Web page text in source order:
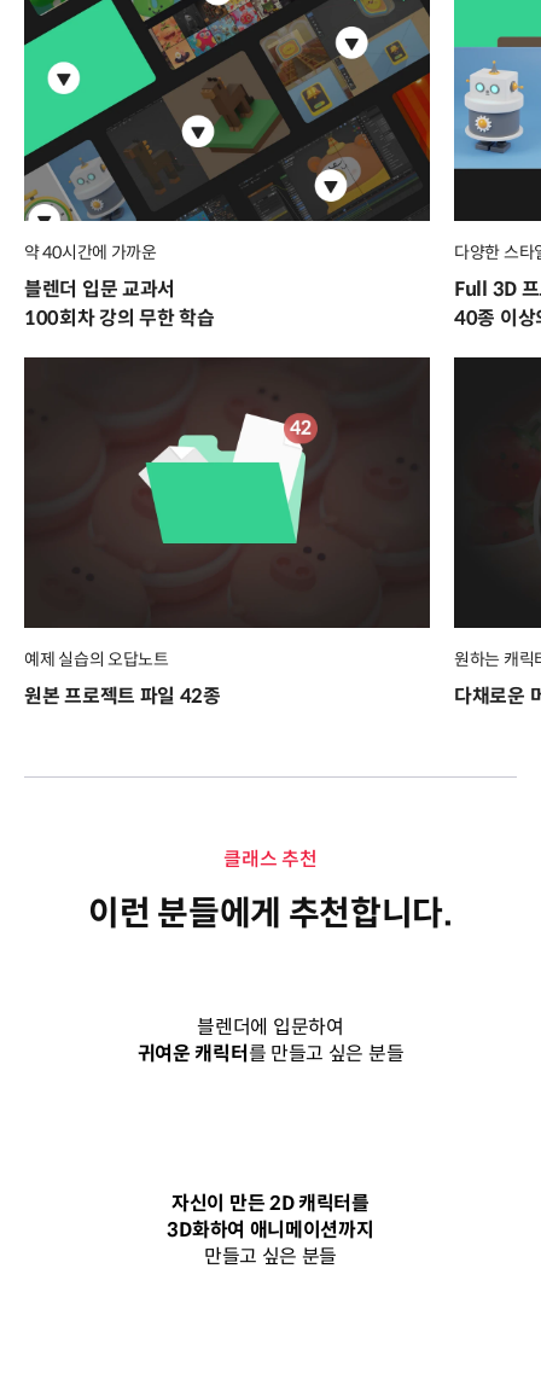
약 40시간에 가까운
블렌더 입문 교과서
100회차 강의 무한 학습
다양한 스타
Full 3D
40종 이상
예제 실습의 오답노트
원본 프로젝트 파일 42종
원하는 캐릭
다채로운
클래스 추천
이런 분들에게 추천합니다.
블렌더에 입문하여
귀여운 캐릭터를 만들고 싶은 분들
자신이 만든 2D 캐릭터를
3D화하여 애니메이션까지
만들고 싶은 분들